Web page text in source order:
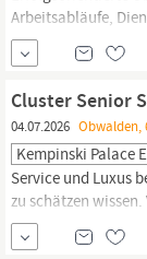
Arbeitsabläufe,
ergebnisorientierte
Maßnahmen.
Buchungsverhalten
und der
Cluster Senior
04.07.2026 Obwalden,
Kempinski Palace
Service und Luxus
zu schätzen
je nach Zuteilung
Revenue